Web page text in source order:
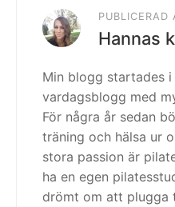
PUBLICERAD
Hannas
Min blogg startades
vardagsblogg med
För några år sedan
träning och hälsa ur
stora passion är
ha en egen
drömt om att plugga